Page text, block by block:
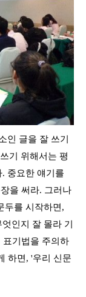
인 글을 잘 쓰기
기 위해서는 평
. 중요한 얘기를
을 써라. 그러나
두를 시작하면,
인지 잘 몰라 기
표기법을 주의하
하면, '우리 신문